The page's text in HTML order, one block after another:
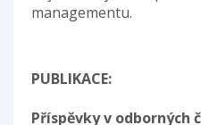
managementu.
PUBLIKACE:
Příspěvky v odborných